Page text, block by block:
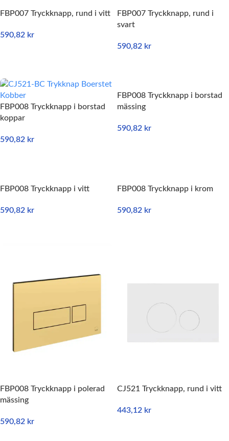
FBP007 Tryckknapp, rund i vitt
590,82 kr
FBP007 Tryckknapp, rund i
svart
590,82 kr
FBP008 Tryckknapp i borstad
koppar
590,82 kr
FBP008 Tryckknapp i borstad
mässing
590,82 kr
FBP008 Tryckknapp i vitt
590,82 kr
FBP008 Tryckknapp i krom
590,82 kr
FBP008 Tryckknapp i polerad
mässing
590,82 kr
CJ521 Tryckknapp, rund i vitt
443,12 kr